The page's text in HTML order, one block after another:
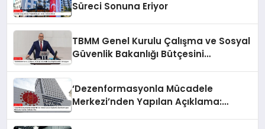
Süreci Sonuna Eriyor
TBMM Genel Kurulu Çalışma ve Sosyal
Güvenlik Bakanlığı Bütçesini
‘Dezenformasyonla Mücadele
Merkezi’nden Yapılan Açıklama: